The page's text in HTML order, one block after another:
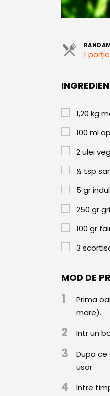
1 porție
1,20 kg
100 ml
2ulei
½ tsp
5 gr
250 gr
100 gr
3
MOD DE
1
Prima
mare).
2 Intr un
3
Dupa
usor.
4 Intre